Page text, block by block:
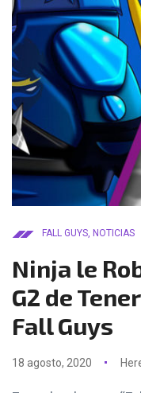
FALL GUYS NOTICIAS
Ninja le
G2 de
Fall Guys
18 agosto, 2020